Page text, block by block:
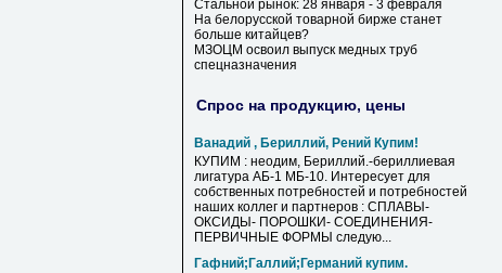
Стальной рынок: 28 января - 3 февраля
На белорусской товарной бирже станет
больше китайцев?
МЗОЦМ освоил выпуск медных труб
спецназначения
Спрос на продукцию, цены
Ванадий , Бериллий, Рений Купим!
КУПИМ : неодим, Бериллий.-бериллиевая
лигатура АБ-1 МБ-10. Интересует для
собственных потребностей и потребностей
наших коллег и партнеров : СПЛАВЫ-
ОКСИДЫ- ПОРОШКИ- СОЕДИНЕНИЯ-
ПЕРВИЧНЫЕ ФОРМЫ следую...
Гафний;Галлий;Германий купим.